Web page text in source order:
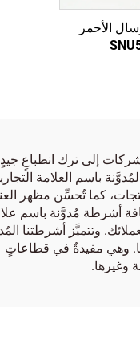
الأحمر
باسم العلامة
كما تُحسِّن مظهر
أشرطة مُدوَّنة باسم
وتتميَّز أشرطتنا
وهي مفيدةٌ في
وغيرها.